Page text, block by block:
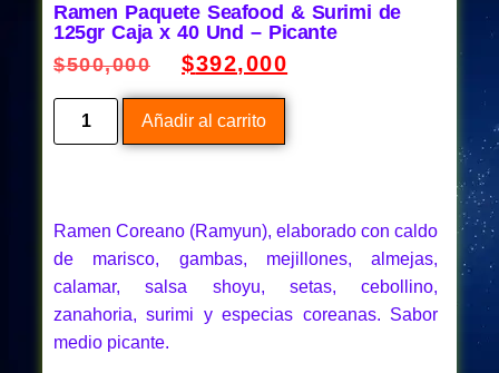
Ramen Paquete Seafood & Surimi de
125gr Caja x 40 Und – Picante
$500,000 $392,000
Añadir al carrito
Ramen Coreano (Ramyun), elaborado con caldo
de marisco, gambas, mejillones, almejas,
calamar, salsa shoyu, setas, cebollino,
zanahoria, surimi y especias coreanas. Sabor
medio picante.